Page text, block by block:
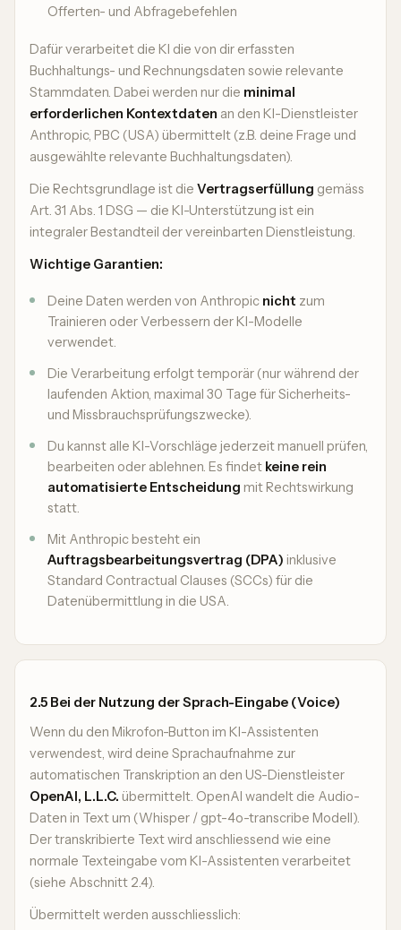
Offerten- und Abfragebefehlen
Dafür verarbeitet die KI die von dir erfassten
Buchhaltungs- und Rechnungsdaten sowie relevante
Stammdaten. Dabei werden nur die minimal
erforderlichen Kontextdaten an den KI-Dienstleister
Anthropic, PBC (USA) übermittelt (z.B. deine Frage und
ausgewählte relevante Buchhaltungsdaten).
Die Rechtsgrundlage ist die Vertragserfüllung gemäss
Art. 31 Abs. 1 DSG — die KI-Unterstützung ist ein
integraler Bestandteil der vereinbarten Dienstleistung.
Wichtige Garantien:
Deine Daten werden von Anthropic nicht zum
Trainieren oder Verbessern der KI-Modelle
verwendet.
Die Verarbeitung erfolgt temporär (nur während der
laufenden Aktion, maximal 30 Tage für Sicherheits-
und Missbrauchsprüfungszwecke).
Du kannst alle KI-Vorschläge jederzeit manuell prüfen,
bearbeiten oder ablehnen. Es findet keine rein
automatisierte Entscheidung mit Rechtswirkung
statt.
Mit Anthropic besteht ein
Auftragsbearbeitungsvertrag (DPA) inklusive
Standard Contractual Clauses (SCCs) für die
Datenübermittlung in die USA.
2.5 Bei der Nutzung der Sprach-Eingabe (Voice)
Wenn du den Mikrofon-Button im KI-Assistenten
verwendest, wird deine Sprachaufnahme zur
automatischen Transkription an den US-Dienstleister
OpenAI, L.L.C. übermittelt. OpenAI wandelt die Audio-
Daten in Text um (Whisper / gpt-4o-transcribe Modell).
Der transkribierte Text wird anschliessend wie eine
normale Texteingabe vom KI-Assistenten verarbeitet
(siehe Abschnitt 2.4).
Übermittelt werden ausschliesslich: